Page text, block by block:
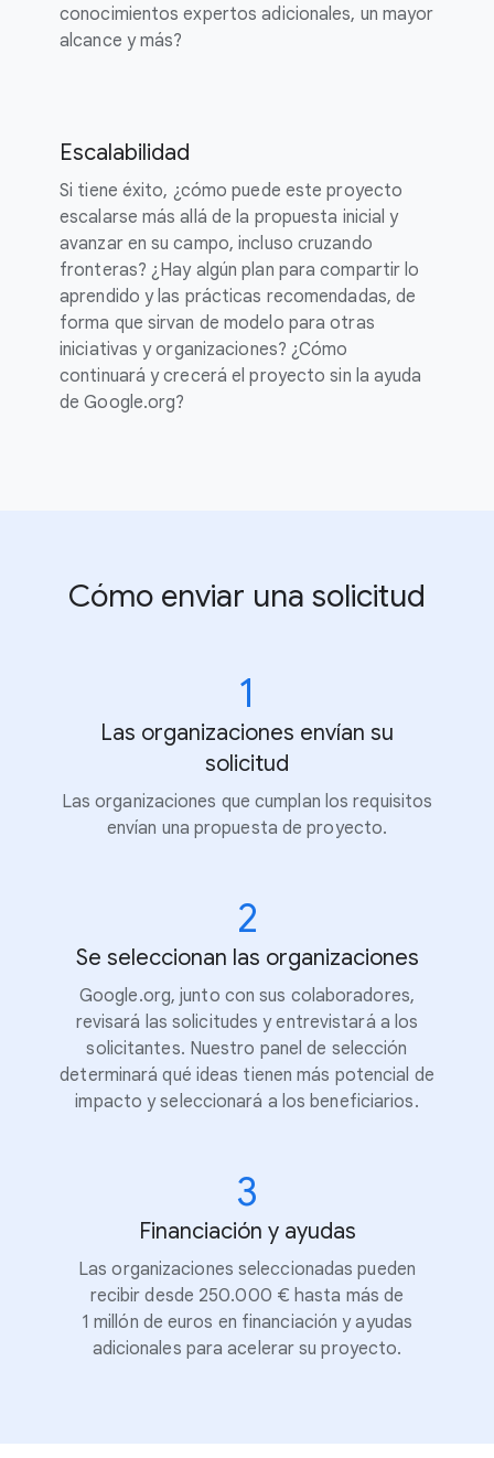
conocimientos expertos adicionales, un mayor
alcance y más?
Escalabilidad
Si tiene éxito, ¿cómo puede este proyecto
escalarse más allá de la propuesta inicial y
avanzar en su campo, incluso cruzando
fronteras? ¿Hay algún plan para compartir lo
aprendido y las prácticas recomendadas, de
forma que sirvan de modelo para otras
iniciativas y organizaciones? ¿Cómo
continuará y crecerá el proyecto sin la ayuda
de Google.org?
Cómo enviar una solicitud
1
Las organizaciones envían su
solicitud
Las organizaciones que cumplan los requisitos
envían una propuesta de proyecto.
2
Se seleccionan las organizaciones
Google.org, junto con sus colaboradores,
revisará las solicitudes y entrevistará a los
solicitantes. Nuestro panel de selección
determinará qué ideas tienen más potencial de
impacto y seleccionará a los beneficiarios.
3
Financiación y ayudas
Las organizaciones seleccionadas pueden
recibir desde 250.000 € hasta más de
1 millón de euros en financiación y ayudas
adicionales para acelerar su proyecto.